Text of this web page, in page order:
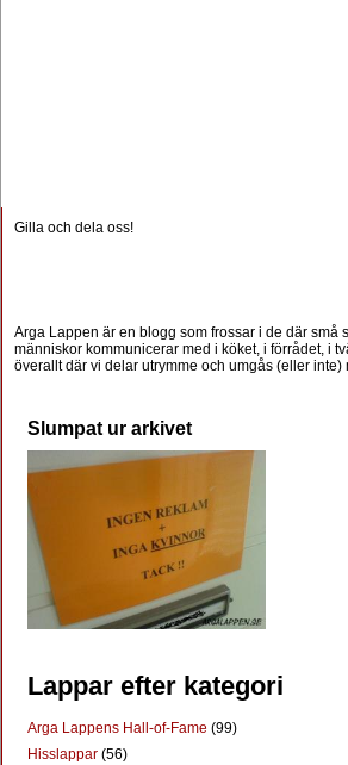
Gilla och dela oss!
Arga Lappen är en blogg som frossar i de där små
människor kommunicerar med i köket, i förrådet, i
överallt där vi delar utrymme och umgås (eller inte)
Slumpat ur arkivet
Lappar efter kategori
Arga Lappens Hall-of-Fame (99)
Hisslappar (56)